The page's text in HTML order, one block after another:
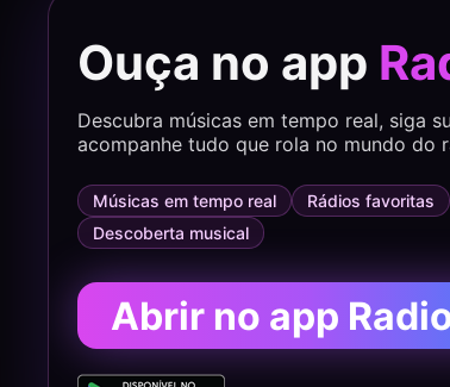
Ouça no app
Descubra músicas em tempo real, siga
acompanhe tudo que rola no mundo do
Músicas em tempo real Rádios favoritas
Descoberta musical
Abrir no app